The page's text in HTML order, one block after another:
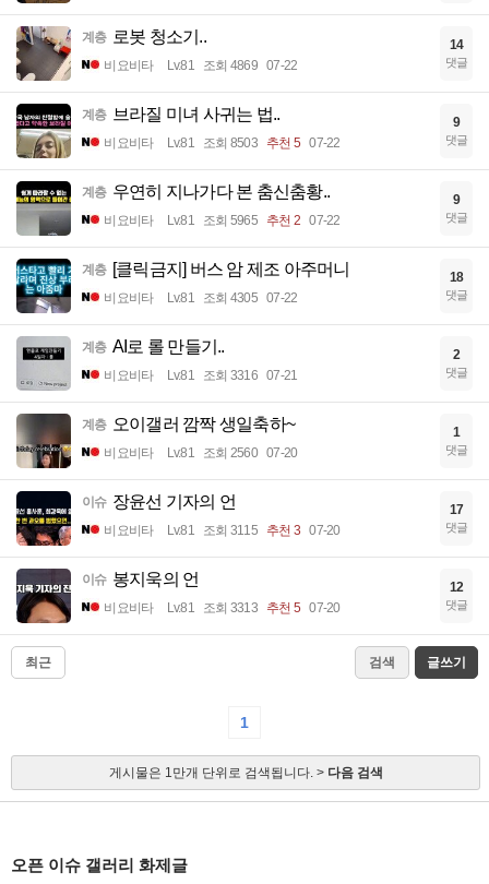
계층 로봇 청소기..
비요비타 Lv.81 조회 4869 07-22
14
댓글
계층 브라질 미녀 사귀는 법..
비요비타 Lv.81 조회 8503 추천 5 07-22
9
댓글
계층 우연히 지나가다 본 춤신춤황..
비요비타 Lv.81 조회 5965 추천 2 07-22
9
댓글
계층 [클릭금지] 버스 암 제조 아주머니
비요비타 Lv.81 조회 4305 07-22
18
댓글
계층 AI로 롤 만들기..
비요비타 Lv.81 조회 3316 07-21
2
댓글
계층 오이갤러 깜짝 생일축하~
비요비타 Lv.81 조회 2560 07-20
1
댓글
이슈 장윤선 기자의 언
비요비타 Lv.81 조회 3115 추천 3 07-20
17
댓글
이슈 봉지욱의 언
비요비타 Lv.81 조회 3313 추천 5 07-20
12
댓글
최근 검색 글쓰기
1
게시물은 1만개 단위로 검색됩니다. > 다음 검색
오픈 이슈 갤러리 화제글